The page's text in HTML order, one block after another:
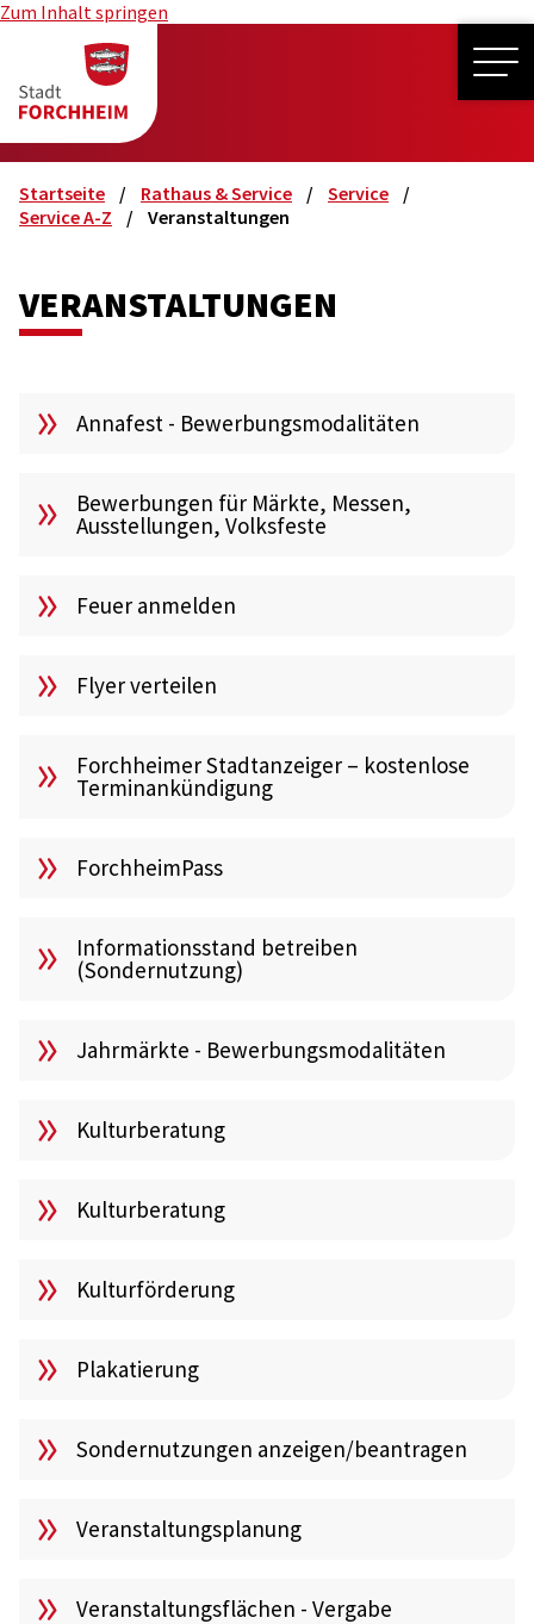
Zum Inhalt springen
Startseite Rathaus & Service
Service
Service A-Z
Veranstaltungen
VERANSTALTUNGEN
Annafest - Bewerbungsmodalitäten
Bewerbungen für Märkte, Messen,
Ausstellungen, Volksfeste
Feuer anmelden
Flyer verteilen
Forchheimer Stadtanzeiger – kostenlose
Terminankündigung
ForchheimPass
Informationsstand betreiben
(Sondernutzung)
Jahrmärkte - Bewerbungsmodalitäten
Kulturberatung
Kulturberatung
Kulturförderung
Plakatierung
Sondernutzungen anzeigen/beantragen
Veranstaltungsplanung
Veranstaltungsflächen - Vergabe